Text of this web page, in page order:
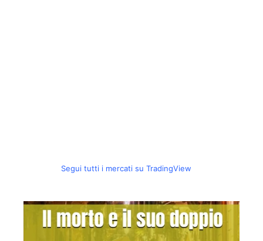
Segui tutti i mercati su TradingView